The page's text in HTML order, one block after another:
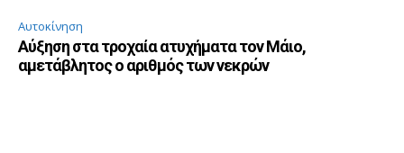
Αυτοκίνηση
Αύξηση στα τροχαία ατυχήματα τον Μάιο,
αμετάβλητος ο αριθμός των νεκρών